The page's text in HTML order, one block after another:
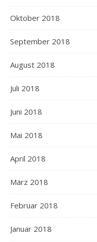
Oktober 2018
September 2018
August 2018
Juli 2018
Juni 2018
Mai 2018
April 2018
März 2018
Februar 2018
Januar 2018